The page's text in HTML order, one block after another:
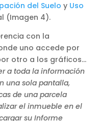
del Suelo y Uso
(Imagen 4).
con la
uno accede por
otro a los gráficos…
a toda la información
una sola pantalla,
de una parcela
el inmueble en el
su Informe